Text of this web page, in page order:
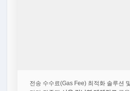
전송 수수료(Gas Fee) 최적화 솔루션